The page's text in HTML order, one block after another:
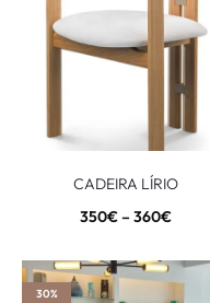
CADEIRA LÍRIO
350€– 360€
30%